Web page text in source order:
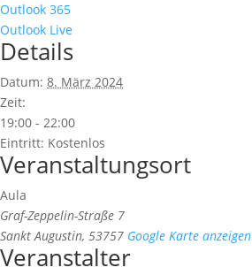
Outlook 365
Outlook Live
Details
Datum: 8. März 2024
Zeit:
19:00 - 22:00
Eintritt: Kostenlos
Veranstaltungsort
Aula
Graf-Zeppelin-Straße 7
Sankt Augustin, 53757 Google Karte anzeigen
Veranstalter